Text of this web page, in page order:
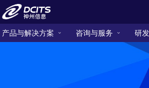
产品与解决方案 咨询与服务 研发